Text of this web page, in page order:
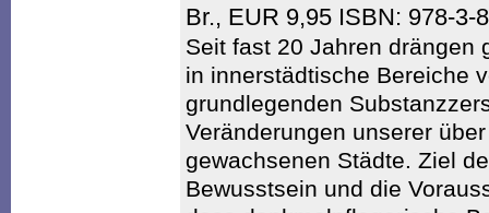
Br., EUR 9,95 ISBN: 978-3-
Seit fast 20 Jahren drängen
in innerstädtische Bereiche
grundlegenden
Veränderungen unserer
gewachsenen Städte. Ziel
Bewusstsein und die